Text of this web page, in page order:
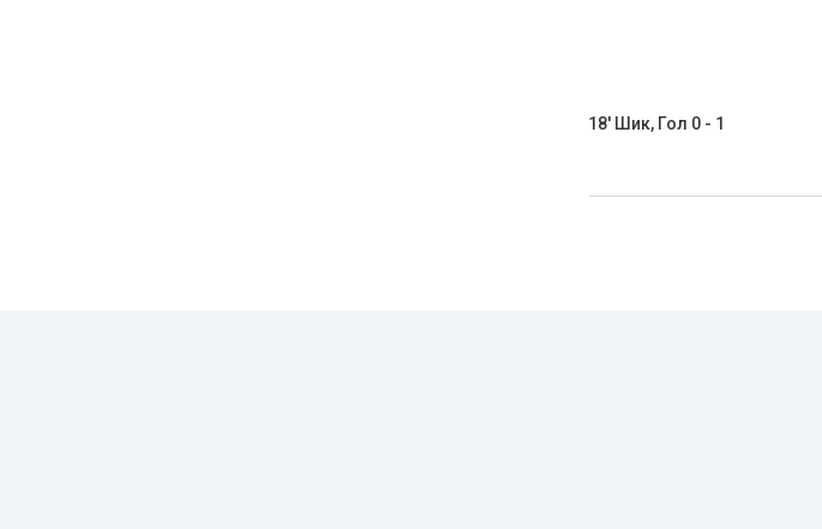
18' Шик, Гол 0 - 1